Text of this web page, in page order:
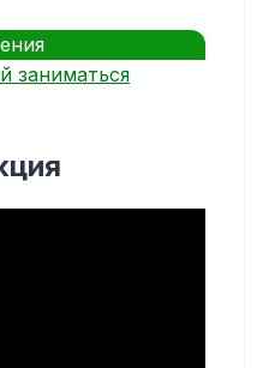
заниматься